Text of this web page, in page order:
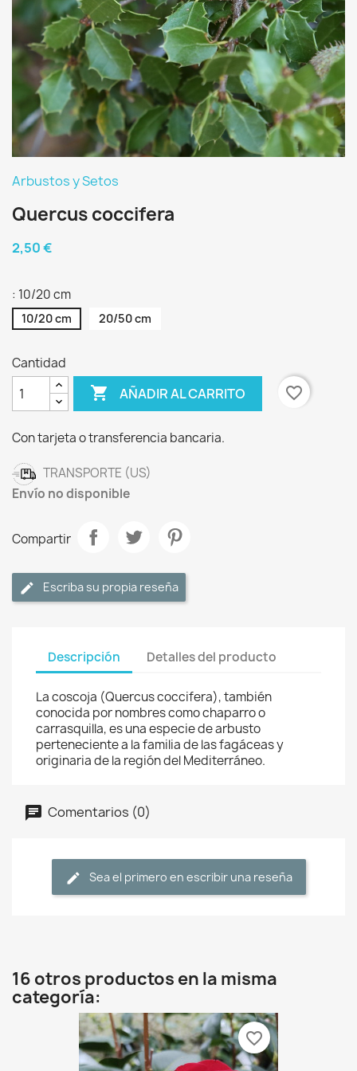
Arbustos y Setos
Quercus coccifera
2,50 €
: 10/20 cm
10/20 cm 20/50 cm
Cantidad
 AÑADIR AL CARRITO favorite_border
Con tarjeta o transferencia bancaria.
TRANSPORTE (US)
Envío no disponible
Compartir
Escriba su propia reseña
Descripción Detalles del producto
La coscoja (Quercus coccifera), también
conocida por nombres como chaparro o
carrasquilla, es una especie de arbusto
perteneciente a la familia de las fagáceas y
originaria de la región del Mediterráneo.
Comentarios (0)
Sea el primero en escribir una reseña
16 otros productos en la misma
categoría:
favorite_border